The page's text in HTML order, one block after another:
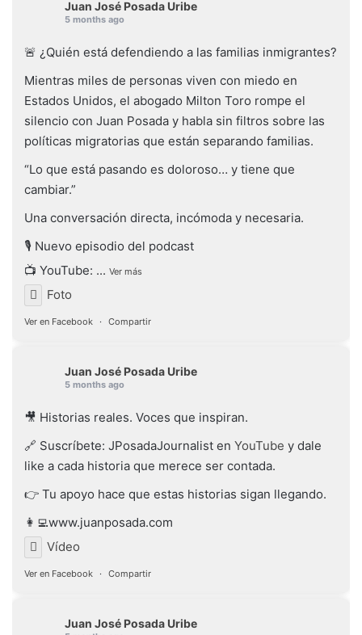
Juan José Posada Uribe
5 months ago
🚨 ¿Quién está defendiendo a las familias inmigrantes?
Mientras miles de personas viven con miedo en
Estados Unidos, el abogado Milton Toro rompe el
silencio con Juan Posada y habla sin filtros sobre las
políticas migratorias que están separando familias.
“Lo que está pasando es doloroso… y tiene que
cambiar.”
Una conversación directa, incómoda y necesaria.
🎙️ Nuevo episodio del podcast
📺 YouTube: ... Ver más
Foto
Ver en Facebook · Compartir
Juan José Posada Uribe
5 months ago
🎥 Historias reales. Voces que inspiran.
🔗 Suscríbete: JPosadaJournalist en YouTube y dale
like a cada historia que merece ser contada.
👉 Tu apoyo hace que estas historias sigan llegando.
👩‍💻www.juanposada.com
Vídeo
Ver en Facebook · Compartir
Juan José Posada Uribe